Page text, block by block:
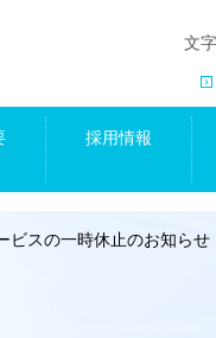
文
採用情報
ビスの一時休止のお知らせ